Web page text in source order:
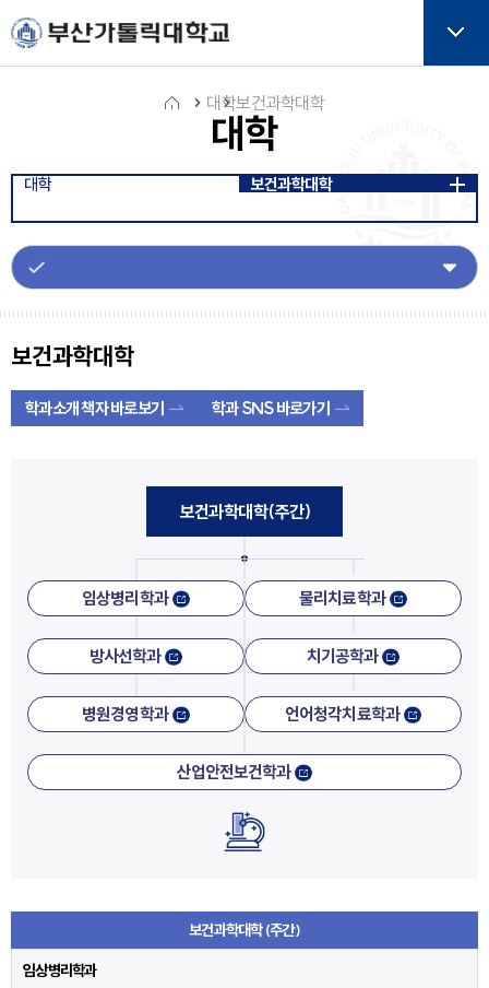
주메뉴로 가기
본문으로 가기
하단으로 가기
대학
이
콘
대학보건과학대학
대학 보건과학대학
보건과학대학
학과소개 책자 바로보기 학과 SNS 바로가기
보건과학대학(주간)
임상병리학과 물리치료학과
방사선학과 치기공학과
병원경영학과 언어청각치료학과
산업안전보건학과
보건과학대학 (주간)
임상병리학과